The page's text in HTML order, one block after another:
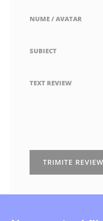
NUME / AVATAR
SUBIECT
TEXT REVIEW
TRIMITE REVIEW